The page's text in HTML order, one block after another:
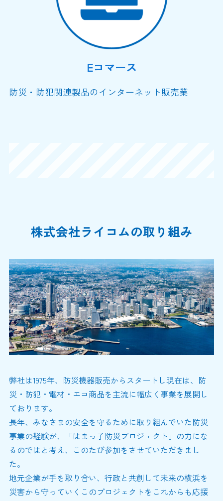
Eコマース
防災・防犯関連製品のインターネット販売業
株式会社ライコムの取り組み
弊社は1975年、防災機器販売からスタートし現在は、防
災・防犯・電材・エコ商品を主流に幅広く事業を展開し
ております。
長年、みなさまの安全を守るために取り組んでいた防災
事業の経験が、「はまっ子防災プロジェクト」の力にな
るのではと考え、このたび参加をさせていただきまし
た。
地元企業が手を取り合い、行政と共創して未来の横浜を
災害から守っていくこのプロジェクトをこれからも応援